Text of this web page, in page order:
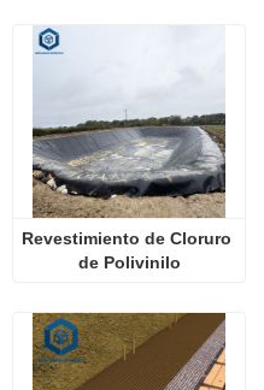
Revestimiento de Cloruro
de Polivinilo